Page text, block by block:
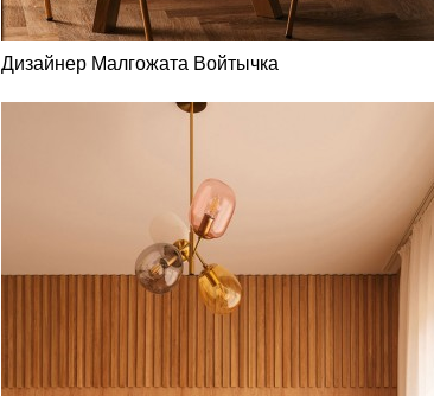
Дизайнер Малгожата Войтычка